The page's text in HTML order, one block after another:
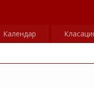
Календар